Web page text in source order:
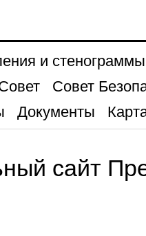
и стенограммы
Совет
Документы
сайт